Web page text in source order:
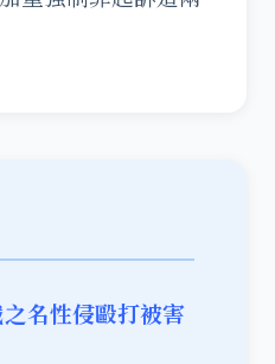
名性侵毆打被害